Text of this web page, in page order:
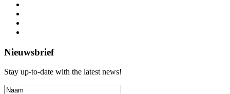
Nieuwsbrief
Stay up-to-date with the latest news!